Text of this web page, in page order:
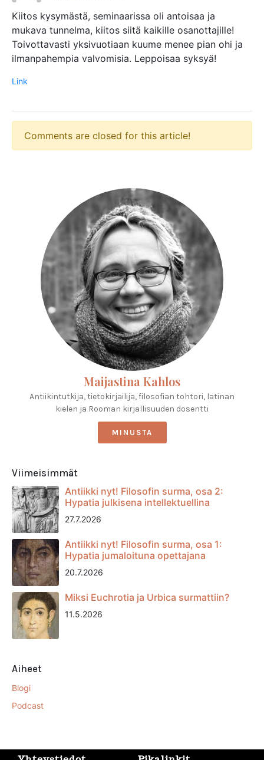
Kiitos kysymästä, seminaarissa oli antoisaa ja
mukava tunnelma, kiitos siitä kaikille osanottajille!
Toivottavasti yksivuotiaan kuume menee pian ohi ja
ilmanpahempia valvomisia. Leppoisaa syksyä!
Link
Comments are closed for this article!
Maijastina Kahlos
Antiikintutkija, tietokirjailija, filosofian tohtori, latinan
kielen ja Rooman kirjallisuuden dosentti
MINUSTA
Viimeisimmät
Antiikki nyt! Filosofin surma, osa 2:
Hypatia julkisena intellektuellina
27.7.2026
Antiikki nyt! Filosofin surma, osa 1:
Hypatia jumaloituna opettajana
20.7.2026
Miksi Euchrotia ja Urbica surmattiin?
11.5.2026
Aiheet
Blogi
Podcast